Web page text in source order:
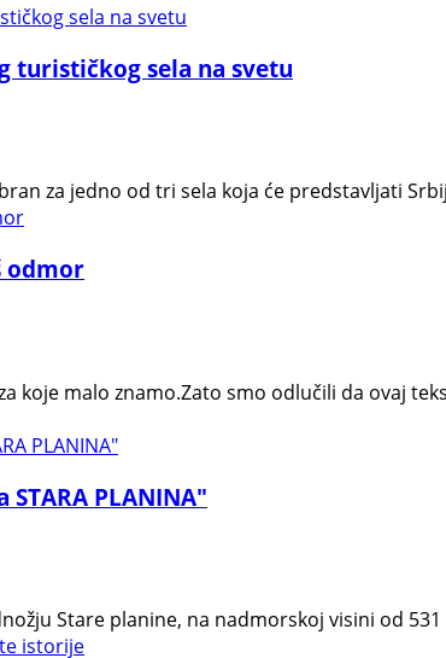
turističkog sela na svetu
za jedno od tri sela koja će predstavljati
odmor
koje malo znamo.Zato smo odlučili da ovaj
PLANINA"
Stare planine, na nadmorskoj visini od